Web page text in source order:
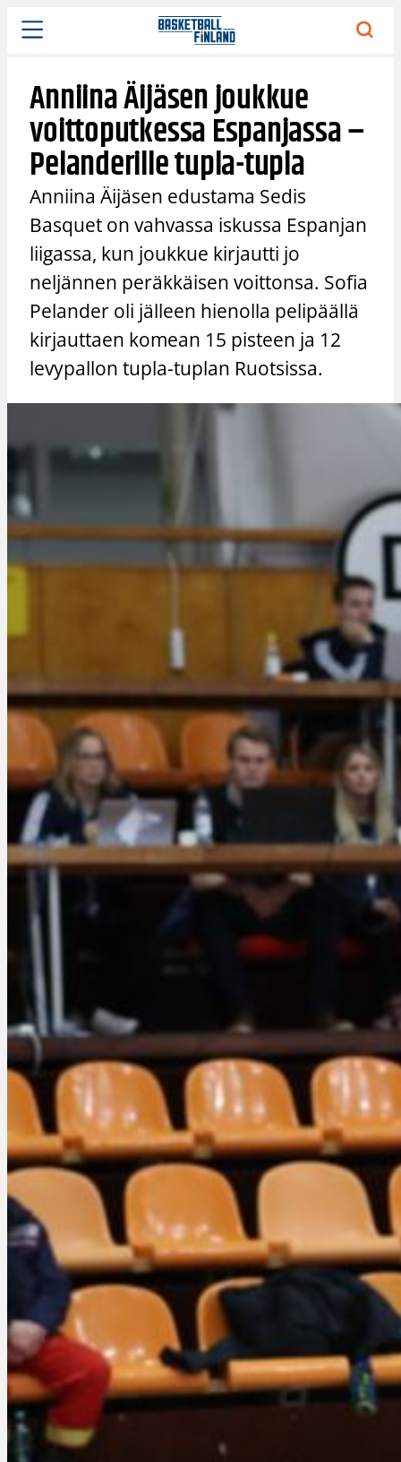
Siirry
sisältöön
Anniina Äijäsen joukkue
voittoputkessa Espanjassa –
Pelanderille tupla-tupla
Anniina Äijäsen edustama Sedis
Basquet on vahvassa iskussa Espanjan
liigassa, kun joukkue kirjautti jo
neljännen peräkkäisen voittonsa. Sofia
Pelander oli jälleen hienolla pelipäällä
kirjauttaen komean 15 pisteen ja 12
levypallon tupla-tuplan Ruotsissa.